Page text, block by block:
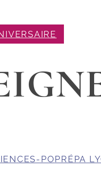
POPRÉPA